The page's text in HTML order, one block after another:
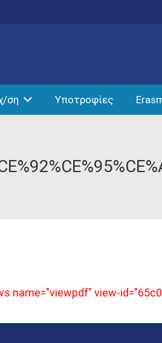
ση Υποτροφίες
name="viewpdf" view-